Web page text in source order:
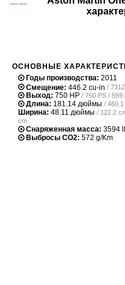
ОСНОВНЫЕ
Годы производства: 2011
Смещение: 446.2 cu-in /
Выход: 750 HP / 760 PS / 559
Длина: 181.14 дюймы /
Ширина: 48.11 дюймы / 122.2
cm
Снаряженная масса: 3594
Выбросы CO2: 572 g/Km